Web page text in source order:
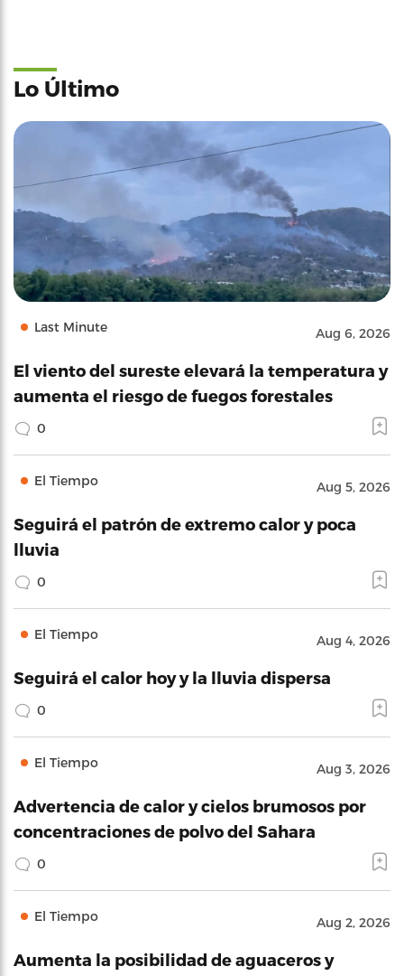
Lo Último
Last Minute Aug 6, 2026
El viento del sureste elevará la temperatura y
aumenta el riesgo de fuegos forestales
0
El Tiempo Aug 5, 2026
Seguirá el patrón de extremo calor y poca
lluvia
0
El Tiempo Aug 4, 2026
Seguirá el calor hoy y la lluvia dispersa
0
El Tiempo Aug 3, 2026
Advertencia de calor y cielos brumosos por
concentraciones de polvo del Sahara
0
El Tiempo Aug 2, 2026
Aumenta la posibilidad de aguaceros y